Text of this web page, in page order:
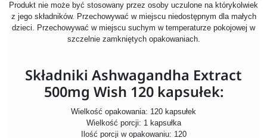
Produkt nie może być stosowany przez osoby uczulone na którykolwiek
z jego składników. Przechowywać w miejscu niedostępnym dla małych
dzieci. Przechowywać w miejscu suchym w temperaturze pokojowej w
szczelnie zamkniętych opakowaniach.
Składniki Ashwagandha Extract
500mg Wish 120 kapsułek:
Wielkość opakowania: 120 kapsułek
Wielkość porcji: 1 kapsułka
Ilość porcji w opakowaniu: 120